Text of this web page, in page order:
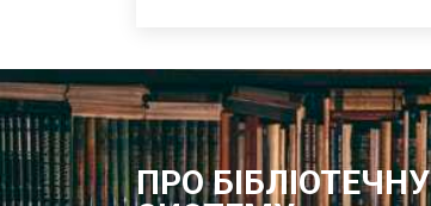
ПРО БІБЛІОТЕЧНУ